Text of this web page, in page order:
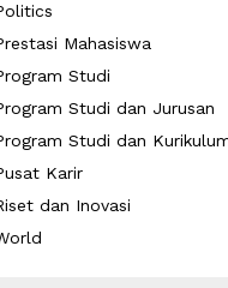
Mahasiswa
Studi
Studi dan Jurusan
Studi dan
Karir
dan Inovasi